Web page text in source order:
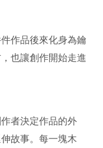
作品後來化身為鑰
也讓創作開始走進
者決定作品的外
故事。每一塊木